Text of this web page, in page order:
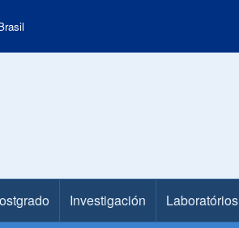
Investigación Laboratórios